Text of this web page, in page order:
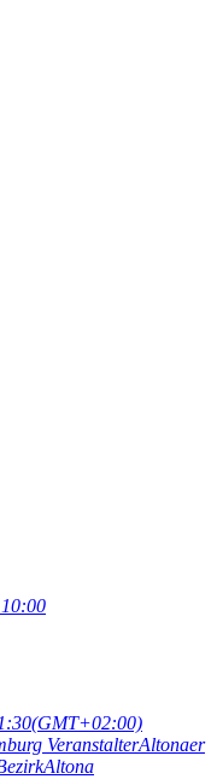
(GMT+02:00)
VeranstalterAltonaer
Altona